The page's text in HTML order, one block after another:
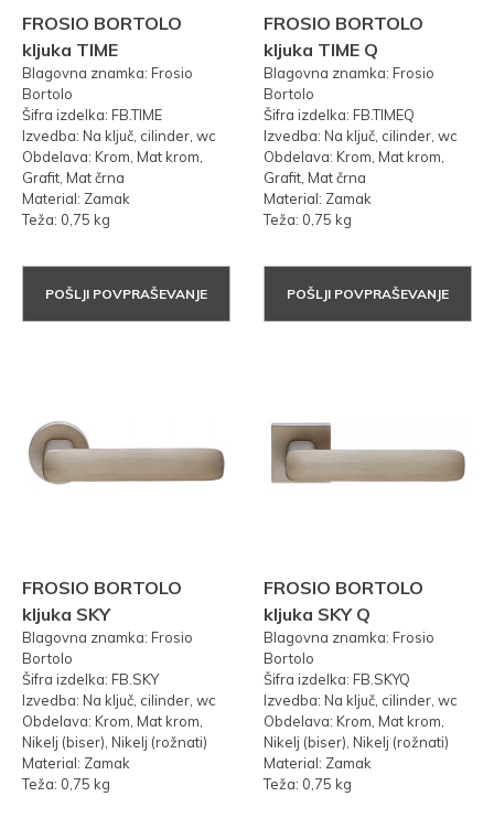
FROSIO BORTOLO
kljuka TIME
Blagovna znamka: Frosio
Bortolo
Šifra izdelka: FB.TIME
Izvedba: Na ključ, cilinder, wc
Obdelava: Krom, Mat krom,
Grafit, Mat črna
Material: Zamak
Teža: 0,75 kg
POŠLJI POVPRAŠEVANJE
FROSIO BORTOLO
kljuka TIME Q
Blagovna znamka: Frosio
Bortolo
Šifra izdelka: FB.TIMEQ
Izvedba: Na ključ, cilinder, wc
Obdelava: Krom, Mat krom,
Grafit, Mat črna
Material: Zamak
Teža: 0,75 kg
POŠLJI POVPRAŠEVANJE
FROSIO BORTOLO
kljuka SKY
Blagovna znamka: Frosio
Bortolo
Šifra izdelka: FB.SKY
Izvedba: Na ključ, cilinder, wc
Obdelava: Krom, Mat krom,
Nikelj (biser), Nikelj (rožnati)
Material: Zamak
Teža: 0,75 kg
FROSIO BORTOLO
kljuka SKY Q
Blagovna znamka: Frosio
Bortolo
Šifra izdelka: FB.SKYQ
Izvedba: Na ključ, cilinder, wc
Obdelava: Krom, Mat krom,
Nikelj (biser), Nikelj (rožnati)
Material: Zamak
Teža: 0,75 kg